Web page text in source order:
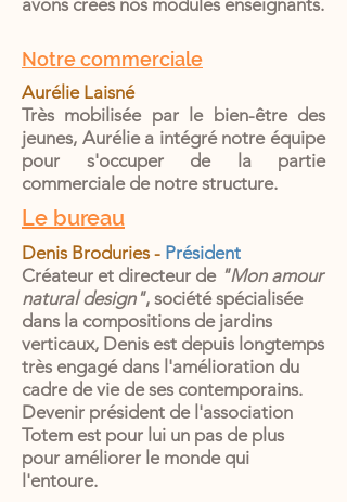
avons créés nos modules enseignants.
Notre commerciale
Aurélie Laisné
Très mobilisée par le bien-être des
jeunes, Aurélie a intégré notre équipe
pour s'occuper de la partie
commerciale de notre structure.
Le bureau
Denis Broduries - Président
Créateur et directeur de "Mon amour
natural design", société spécialisée
dans la compositions de jardins
verticaux, Denis est depuis longtemps
très engagé dans l'amélioration du
cadre de vie de ses contemporains.
Devenir président de l'association
Totem est pour lui un pas de plus
pour améliorer le monde qui
l'entoure.